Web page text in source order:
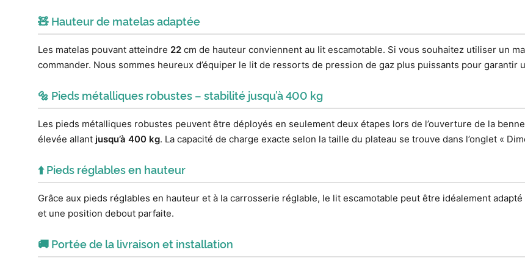
🧸 Hauteur de matelas adaptée
Les matelas pouvant atteindre 22 cm de hauteur conviennent au lit escamotable. Si vous souhaitez utiliser un
commander. Nous sommes heureux d’équiper le lit de ressorts de pression de gaz plus puissants pour
🔩 Pieds métalliques robustes – stabilité jusqu’à 400 kg
Les pieds métalliques robustes peuvent être déployés en seulement deux étapes lors de l’ouverture de la
élevée allant jusqu’à 400 kg. La capacité de charge exacte selon la taille du plateau se trouve dans l’onglet «
⬆️ Pieds réglables en hauteur
Grâce aux pieds réglables en hauteur et à la carrosserie réglable, le lit escamotable peut être idéalement
et une position debout parfaite.
🚚 Portée de la livraison et installation